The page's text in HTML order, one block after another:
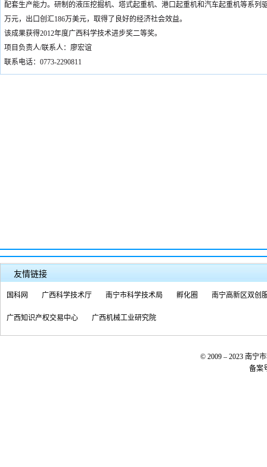
配套生产能力。研制的液压挖掘机、塔式起重机、港口起重机和汽车起重机等系列
万元，出口创汇186万美元，取得了良好的经济社会效益。
该成果获得2012年度广西科学技术进步奖二等奖。
项目负责人/联系人：廖宏谊
联系电话：0773-2290811
友情链接
国科网 广西科学技术厅 南宁市科学技术局 孵化圈 南宁高新区双创
广西知识产权交易中心 广西机械工业研究院
© 2009 – 2023 南宁
备案